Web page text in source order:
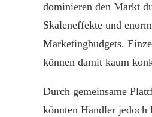
dominieren den Markt
Skaleneffekte und
Marketingbudgets.
können damit kaum
Durch gemeinsame
könnten Händler jedoch